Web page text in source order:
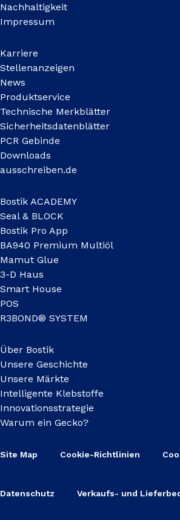
Nachhaltigkeit
Impressum
Karriere
Stellenanzeigen
News
Produktservice
Technische Merkblätter
Sicherheitsdatenblätter
PCR Gebinde
Downloads
ausschreiben.de
Bostik ACADEMY
Seal & BLOCK
Bostik Pro App
BA940 Premium Multiöl
Mamut Glue
3-D Haus
Smart House
POS
R3BOND® SYSTEM
Über Bostik
Unsere Geschichte
Unsere Märkte
Intelligente Klebstoffe
Innovationsstrategie
Warum ein Gecko?
Site Map Cookie-Richtlinien
Datenschutz Verkaufs- und